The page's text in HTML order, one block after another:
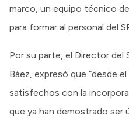
marco, un equipo técnico
para formar al personal del
Por su parte, el Director del
Báez, expresó que “desde
satisfechos con la
que ya han demostrado ser